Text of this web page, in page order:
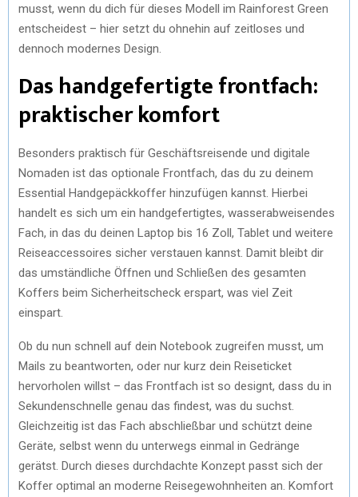
musst, wenn du dich für dieses Modell im Rainforest Green
entscheidest – hier setzt du ohnehin auf zeitloses und
dennoch modernes Design.
Das handgefertigte frontfach:
praktischer komfort
Besonders praktisch für Geschäftsreisende und digitale
Nomaden ist das optionale Frontfach, das du zu deinem
Essential Handgepäckkoffer hinzufügen kannst. Hierbei
handelt es sich um ein handgefertigtes, wasserabweisendes
Fach, in das du deinen Laptop bis 16 Zoll, Tablet und weitere
Reiseaccessoires sicher verstauen kannst. Damit bleibt dir
das umständliche Öffnen und Schließen des gesamten
Koffers beim Sicherheitscheck erspart, was viel Zeit
einspart.
Ob du nun schnell auf dein Notebook zugreifen musst, um
Mails zu beantworten, oder nur kurz dein Reiseticket
hervorholen willst – das Frontfach ist so designt, dass du in
Sekundenschnelle genau das findest, was du suchst.
Gleichzeitig ist das Fach abschließbar und schützt deine
Geräte, selbst wenn du unterwegs einmal in Gedränge
gerätst. Durch dieses durchdachte Konzept passt sich der
Koffer optimal an moderne Reisegewohnheiten an. Komfort